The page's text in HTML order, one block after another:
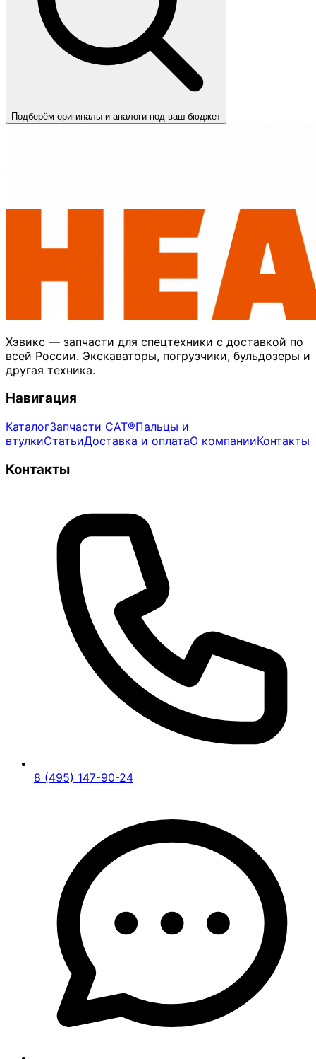
Подберём оригиналы и аналоги под ваш бюджет
Хэвикс — запчасти для спецтехники с доставкой по
всей России. Экскаваторы, погрузчики, бульдозеры и
другая техника.
Навигация
КаталогЗапчасти CAT®Пальцы и
втулкиСтатьиДоставка и оплатаО компанииКонтакты
Контакты
8 (495) 147-90-24